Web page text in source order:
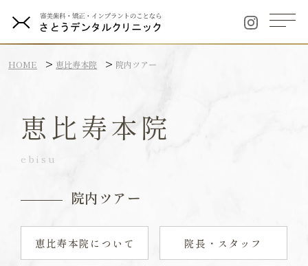
HOME 恵比寿本院 院内ツアー
恵比寿本院
ebisu
院内ツアー
恵比寿本院について 院長・スタッフ